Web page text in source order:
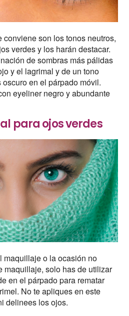
conviene son los tonos neutros,
verdes y los harán destacar.
de sombras más pálidas
y el lagrimal y de un tono
en el párpado móvil.
eyeliner negro y abundante
para ojos verdes
maquillaje o la ocasión no
maquillaje, solo has de utilizar
en el párpado para rematar
No te apliques en este
delinees los ojos.